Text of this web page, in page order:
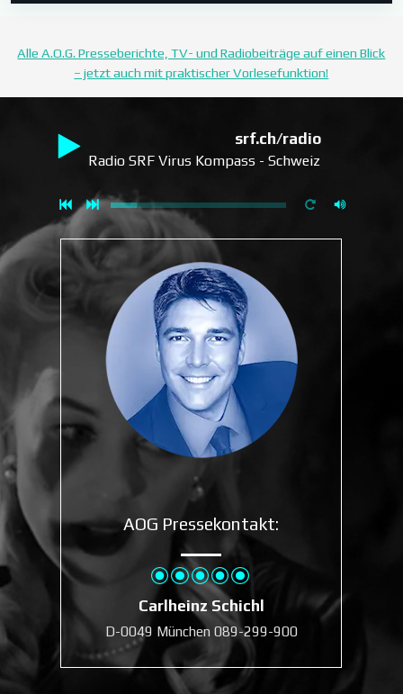
Alle A.O.G. Presseberichte, TV- und Radiobeiträge auf einen Blick
– jetzt auch mit praktischer Vorlesefunktion!
srf.ch/radio-srf-virus/
Radio SRF Virus Kompass - Schweiz
AOG Pressekontakt:
Carlheinz Schichl
D-0049 München 089-299-900